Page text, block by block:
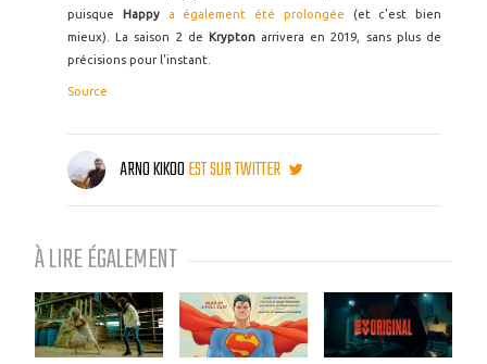
puisque
Happy a également été prolongée (et c'est bien
mieux). La saison 2 de Kryptonarrivera en 2019, sans plus de
précisions pour l'instant.
Source
ARNO KIKOOEST SUR TWITTER
À LIRE ÉGALEMENT